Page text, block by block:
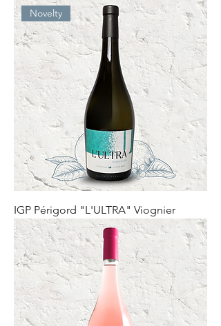
Novelty
IGP Périgord "L'ULTRA" Viognier